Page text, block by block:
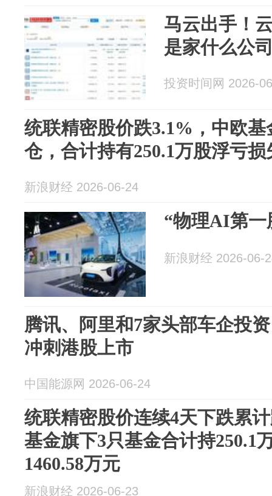
马云出手！
是家什么公
投资时间网 2026-
统联精密股价跌3.1%，中欧
仓，合计持有250.1万股浮亏损
新浪财经 2026-06-24
“物理AI第一
新浪财经 2026-06-
腾讯、阿里和7家头部车企投
冲刺港股上市
中国能源网 2026-06-24
统联精密股价连续4天下跌累
基金旗下3只基金合计持250.1
1460.58万元
新浪财经 2026-06-23